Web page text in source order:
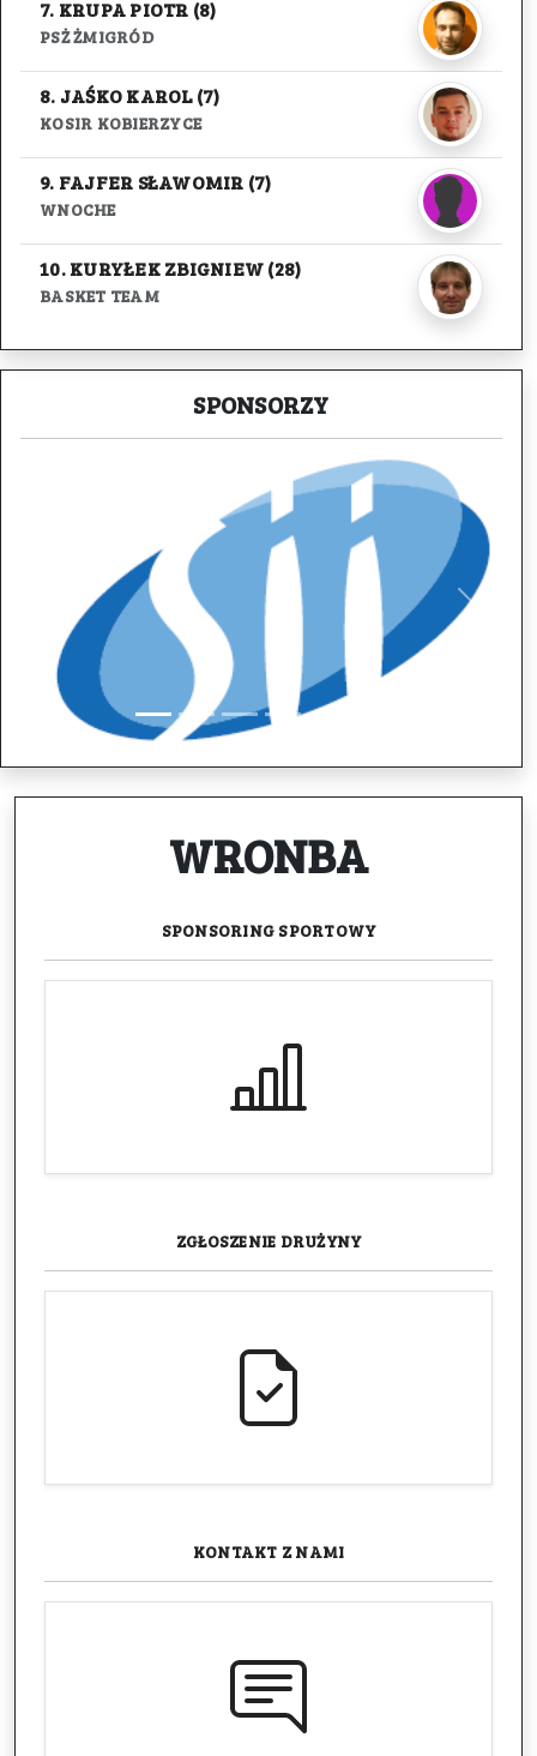
7. KRUPA PIOTR (8)
PSŻ ŻMIGRÓD
8. JAŚKO KAROL (7)
KOSIR KOBIERZYCE
9. FAJFER SŁAWOMIR (7)
WNOCHE
10. KURYŁEK ZBIGNIEW (28)
BASKET TEAM
SPONSORZY
Previous Next
WRONBA
SPONSORING SPORTOWY
ZGŁOSZENIE DRUŻYNY
KONTAKT Z NAMI